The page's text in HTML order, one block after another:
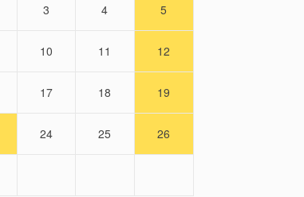
3 4 5
10 11 12
17 18 19
24 25 26